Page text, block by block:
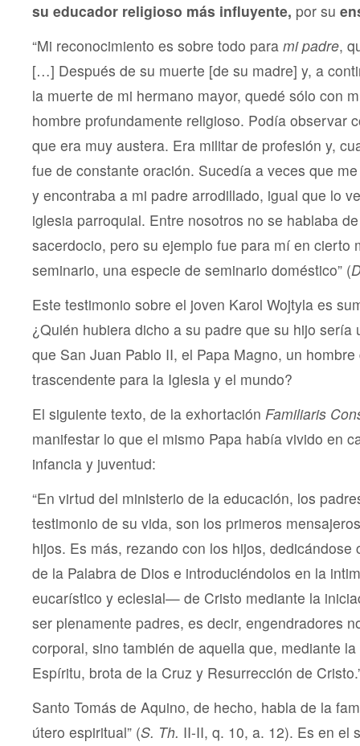
su educador religioso más influyente, por su
“Mi reconocimiento es sobre todo para mi padre,
[…] Después de su muerte [de su madre] y, a
la muerte de mi hermano mayor, quedé sólo con
hombre profundamente religioso. Podía observar
que era muy austera. Era militar de profesión y,
fue de constante oración. Sucedía a veces que
y encontraba a mi padre arrodillado, igual que lo
iglesia parroquial. Entre nosotros no se hablaba
sacerdocio, pero su ejemplo fue para mí en cierto
seminario, una especie de seminario doméstico” (
Este testimonio sobre el joven Karol Wojtyla es
¿Quién hubiera dicho a su padre que su hijo sería
que San Juan Pablo II, el Papa Magno, un
trascendente para la Iglesia y el mundo?
El siguiente texto, de la exhortación Familiaris
manifestar lo que el mismo Papa había vivido en
infancia y juventud:
“En virtud del ministerio de la educación, los
testimonio de su vida, son los primeros
hijos. Es más, rezando con los hijos, dedicándose
de la Palabra de Dios e introduciéndolos en la
eucarístico y eclesial— de Cristo mediante la
ser plenamente padres, es decir, engendradores
corporal, sino también de aquella que, mediante
Espíritu, brota de la Cruz y Resurrección de
Santo Tomás de Aquino, de hecho, habla de la
útero espiritual” (S. Th. II-II, q. 10, a. 12). Es en el